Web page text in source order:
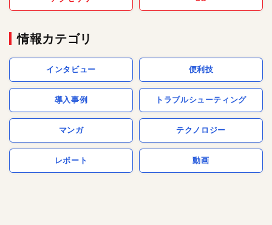
情報カテゴリ
インタビュー 便利技
導入事例 トラブルシューティング
マンガ テクノロジー
レポート 動画